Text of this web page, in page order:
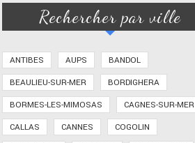
Rechercher par ville
ANTIBES AUPS
BANDOL
BEAULIEU-SUR-MER
BORDIGHERA
BORMES-LES-MIMOSAS
CAGNES-SUR-MER
CALLAS
CANNES
COGOLIN